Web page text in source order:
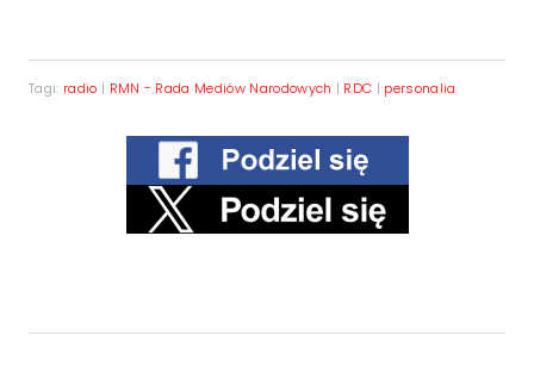
Tagi: radio | RMN - Rada Mediów Narodowych | RDC | personalia